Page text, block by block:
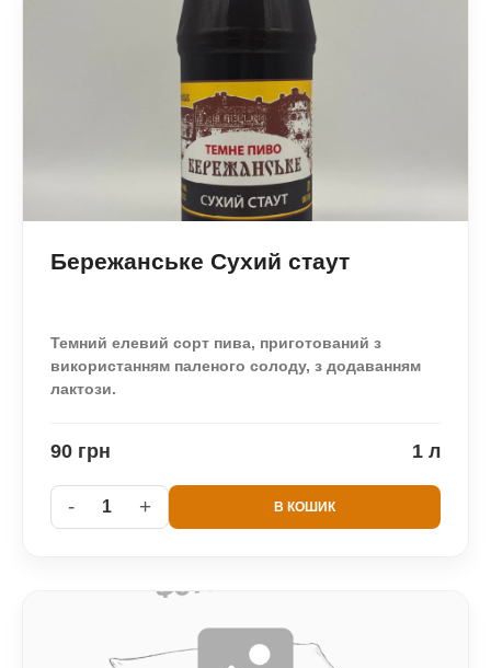
Бережанське Сухий стаут
Темний елевий сорт пива, приготований з
використанням паленого солоду, з додаванням
лактози.
90 грн 1 л
- 1 + В КОШИК